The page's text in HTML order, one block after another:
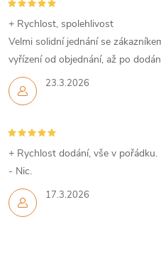
s
u
23.3.2026
+ Rychlost, spolehlivost
Velmi solidní jednání se
vyřízení od objednání, až po
17.3.2026
+ Rychlost dodání, vše v pořádku.
- Nic.